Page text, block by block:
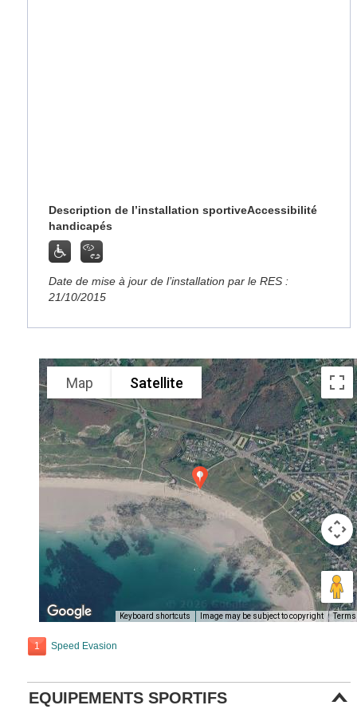
Description de l’installation sportiveAccessibilité
handicapés
Date de mise à jour de l’installation par le RES :
21/10/2015
Map Satellite
Keyboard shortcuts Image may be subject to copyright Terms
1 Speed Evasion
EQUIPEMENTS SPORTIFS